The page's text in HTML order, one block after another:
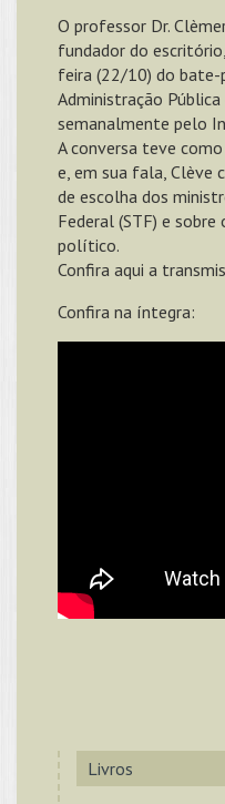
O professor Dr.
fundador do
feira (22/10) do bate-
Administração
semanalmente pelo
A conversa teve
e, em sua fala, Clève
de escolha dos
Federal (STF) e
político.
Confira aqui a
Confira na íntegra:
Livros